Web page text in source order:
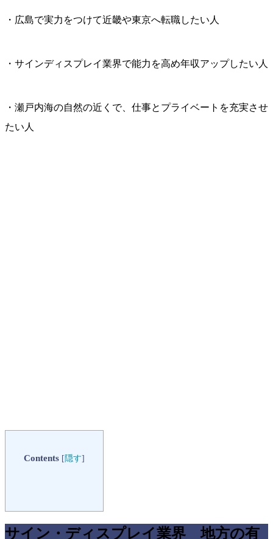
・広島で実力をつけて近畿や東京へ転職したい人
・サインディスプレイ業界で能力を高め年収アップしたい人
・瀬戸内海の自然の近くで、仕事とプライベートを充実させ
たい人
Contents [ 隠す]
サイン・ディスプレイ業界 地方の有